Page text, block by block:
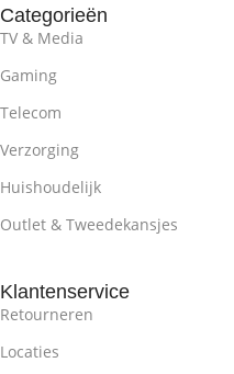
Categorieën
TV & Media
Gaming
Telecom
Verzorging
Huishoudelijk
Outlet & Tweedekansjes
Klantenservice
Retourneren
Locaties